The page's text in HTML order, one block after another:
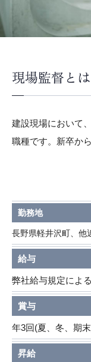
現場監督とは
建設現場において
職種です。新卒か
勤務地
長野県軽井沢町、他
給与
弊社給与規定によ
賞与
年3回(夏、冬、期
昇給